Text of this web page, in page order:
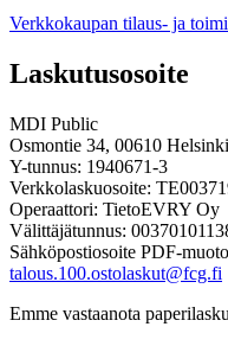
Verkkokaupan tilaus- ja
Laskutusosoite
MDI Public
Osmontie 34, 00610 Helsinki
Y-tunnus: 1940671-3
Verkkolaskuosoite:
Operaattori: TietoEVRY Oy
Välittäjätunnus:
Sähköpostiosoite PDF-
talous.100.ostolaskut@fcg.fi
Emme vastaanota